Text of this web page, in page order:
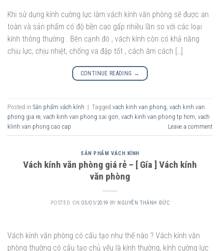
Khi sử dụng kính cường lực làm vách kính văn phòng sẽ được an
toàn và sản phẩm có độ bền cao gấp nhiều lần so với các loại
kính thông thường . Bên cạnh đó , vách kính còn có khả năng
chịu lực, chịu nhiệt, chống va đập tốt , cách âm cách […]
CONTINUE READING →
Posted in Sản phẩm vách kính | Tagged vach kinh van phong vach kinh van
phong gia re vach kinh van phong sai gon vach kinh van phong tp hcm vach
klinh van phong cao cap
Leave a comment
SẢN PHẨM VÁCH KÍNH
Vách kính văn phòng giá rẻ – [ Gía ] Vách kính
văn phòng
POSTED ON05/01/2019 BY NGUYỄN THÀNH ĐỨC
Vách kính văn phòng có cấu tạo như thế nào ? Vách kính văn
phòng thường có cấu tạo chủ yếu là kính thường, kính cường lực